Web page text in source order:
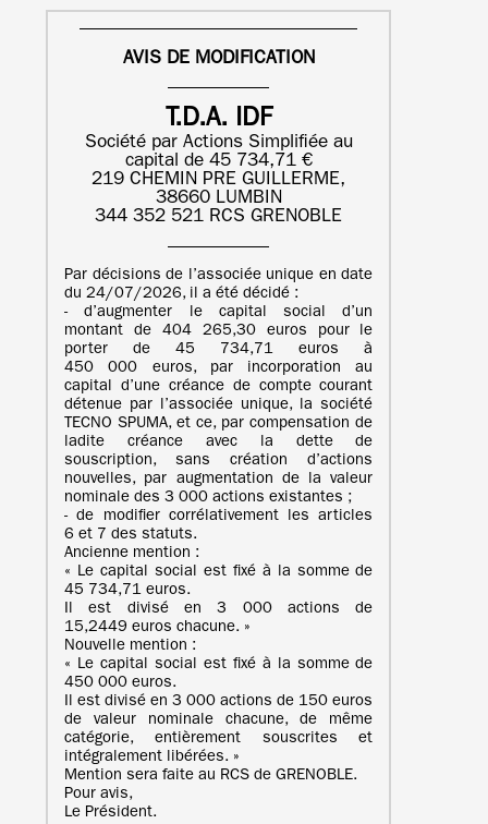
AVIS DE MODIFICATION
T.D.A. IDF
Société par Actions Simplifiée au
capital de 45 734,71 €
219 CHEMIN PRE GUILLERME,
38660 LUMBIN
344 352 521 RCS GRENOBLE
Par décisions de l’associée unique en date
du 24/07/2026, il a été décidé :
- d’augmenter le capital social d’un
montant de 404 265,30 euros pour le
porter de 45 734,71 euros à
450 000 euros, par incorporation au
capital d’une créance de compte courant
détenue par l’associée unique, la société
TECNO SPUMA, et ce, par compensation de
ladite créance avec la dette de
souscription, sans création d’actions
nouvelles, par augmentation de la valeur
nominale des 3 000 actions existantes ;
- de modifier corrélativement les articles
6 et 7 des statuts.
Ancienne mention :
« Le capital social est fixé à la somme de
45 734,71 euros.
Il est divisé en 3 000 actions de
15,2449 euros chacune. »
Nouvelle mention :
« Le capital social est fixé à la somme de
450 000 euros.
Il est divisé en 3 000 actions de 150 euros
de valeur nominale chacune, de même
catégorie, entièrement souscrites et
intégralement libérées. »
Mention sera faite au RCS de GRENOBLE.
Pour avis,
Le Président.